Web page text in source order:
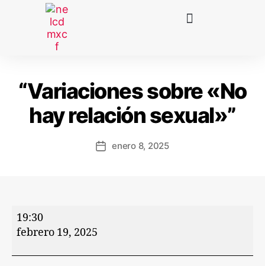
“Variaciones sobre «No
hay relación sexual»”
enero 8, 2025
19:30
febrero 19, 2025